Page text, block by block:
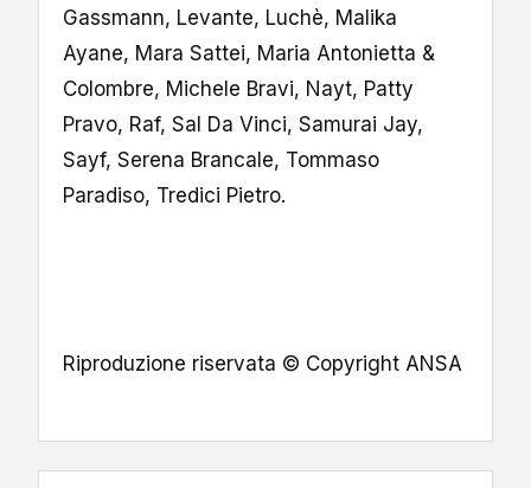
Gassmann, Levante, Luchè, Malika
Ayane, Mara Sattei, Maria Antonietta &
Colombre, Michele Bravi, Nayt, Patty
Pravo, Raf, Sal Da Vinci, Samurai Jay,
Sayf, Serena Brancale, Tommaso
Paradiso, Tredici Pietro.
Riproduzione riservata © Copyright ANSA